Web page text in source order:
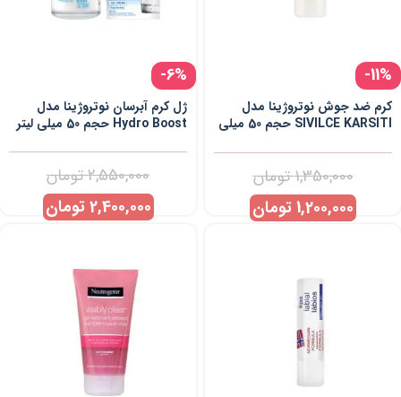
-11%
کرم ضد جوش نوتروژینا مدل
SIVILCE KARSITI حجم 50 میلی
1,350,000تومان
1,200,000 تومان
-6%
ژل کرم آبرسان نوتروژینا مدل
Hydro Boost حجم 50 میلی لیتر
2,550,000تومان
2,400,000 تومان